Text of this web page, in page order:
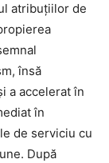
atribuțiilor de
însă
a accelerat în
în
de serviciu cu
După